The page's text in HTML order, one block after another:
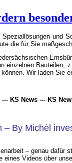
und
die für Sie
einzelnen
Wir laden Sie
KS News --- KS
By Michèl
– genau
eines Videos über